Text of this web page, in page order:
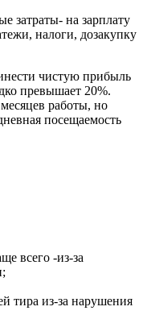
затраты- на зарплату
налоги, дозакупку
чистую прибыль
превышает 20%.
работы, но
посещаемость
всего -из-за
тира из-за нарушения